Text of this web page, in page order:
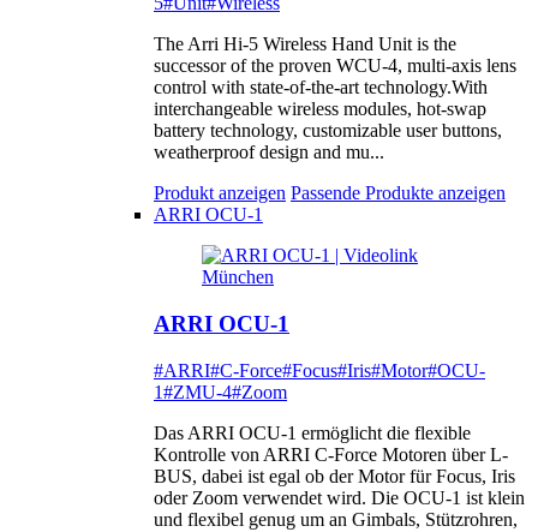
The Arri Hi-5 Wireless Hand Unit is the
successor of the proven WCU-4, multi-axis lens
control with state-of-the-art technology.With
interchangeable wireless modules, hot-swap
battery technology, customizable user buttons,
weatherproof design and mu...
Produkt anzeigen Passende Produkte anzeigen
ARRI OCU-1
ARRI OCU-1
#ARRI#C-Force#Focus#Iris#Motor#OCU-
1#ZMU-4#Zoom
Das ARRI OCU-1 ermöglicht die flexible
Kontrolle von ARRI C-Force Motoren über L-
BUS, dabei ist egal ob der Motor für Focus, Iris
oder Zoom verwendet wird. Die OCU-1 ist klein
und flexibel genug um an Gimbals, Stützrohren,